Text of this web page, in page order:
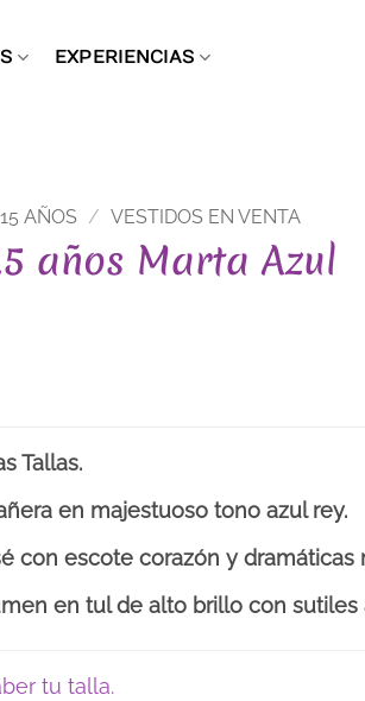
EXPERIENCIAS
AÑOS / VESTIDOS EN VENTA
años Marta Azul
Tallas.
en majestuoso tono azul rey.
con escote corazón y dramáticas
en tul de alto brillo con sutiles
tu talla.